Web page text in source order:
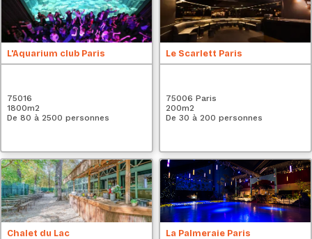
L'Aquarium club Paris
75016
1800m2
De 80 à 2500 personnes
Le Scarlett Paris
75006 Paris
200m2
De 30 à 200 personnes
Chalet du Lac La Palmeraie Paris